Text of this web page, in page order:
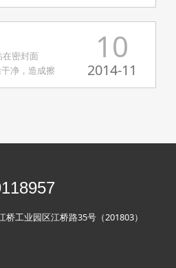
10
2014-11
密封面
净，造成擦
工业园区江桥路35号（201803）